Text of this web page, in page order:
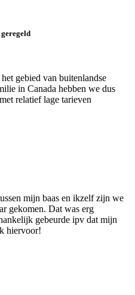
gebied van buitenlandse
in Canada hebben we dus
relatief lage tarieven
mijn baas en ikzelf zijn we
gekomen. Dat was erg
gebeurde ipv dat mijn
hiervoor!